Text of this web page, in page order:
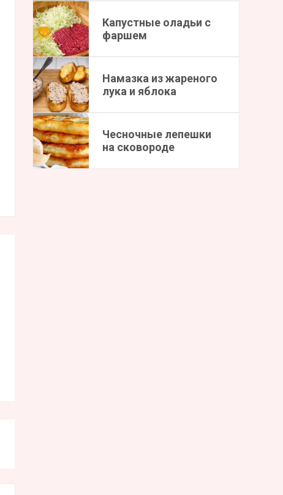
Капустные оладьи с
фаршем
Намазка из жареного
лука и яблока
Чесночные лепешки
на сковороде